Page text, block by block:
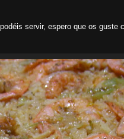
servir, espero que os